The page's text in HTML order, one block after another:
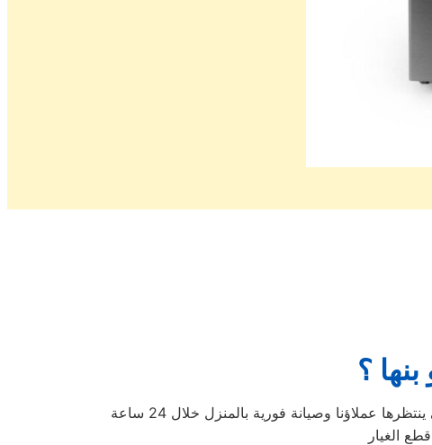
؟
عملاؤنا وصيانة فورية بالمنزل خلال 24 ساعة
الغيار